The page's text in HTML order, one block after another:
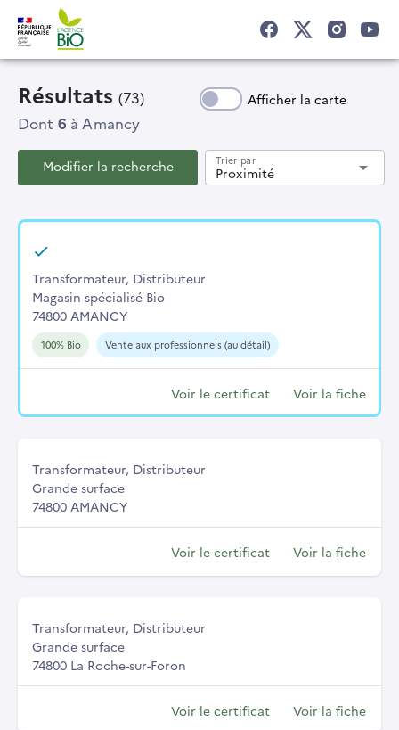
Résultats (73) Afficher la carte
Dont 6 à Amancy
Modifier la recherche Proximité
Trier par arrow_drop_down
Transformateur, Distributeur
Magasin spécialisé Bio
74800 AMANCY
100% Bio Vente aux professionnels (au détail)
Voir le certificat Voir la fiche
Transformateur, Distributeur
Grande surface
74800 AMANCY
Voir le certificat Voir la fiche
Transformateur, Distributeur
Grande surface
74800 La Roche-sur-Foron
Voir le certificat Voir la fiche